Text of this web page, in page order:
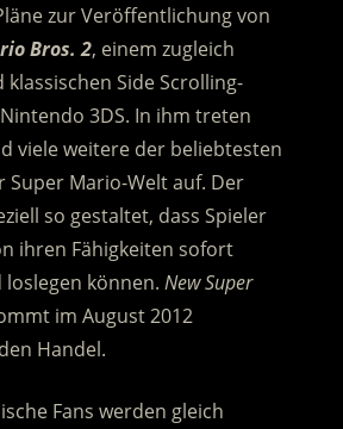
zur Veröffentlichung von
Bros. 2, einem zugleich
Side Scrolling-
3DS. In ihm treten
viele weitere der beliebtesten
Super Mario-Welt auf. Der
so gestaltet, dass Spieler
ihren Fähigkeiten sofort
können. New Super
im August 2012
Handel.
Fans werden gleich